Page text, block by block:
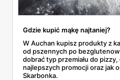
Gdzie kupić mąkę najtaniej?
W Auchan kupisz produkty z
od pszennych po
dobrać typ przemiału do
najlepszych promocji oraz jak
Skarbonka.